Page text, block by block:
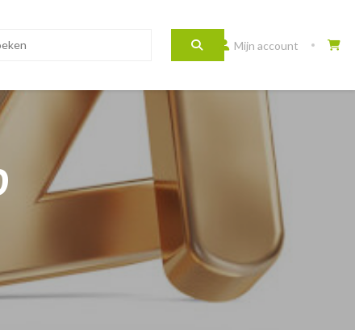
Mijn account